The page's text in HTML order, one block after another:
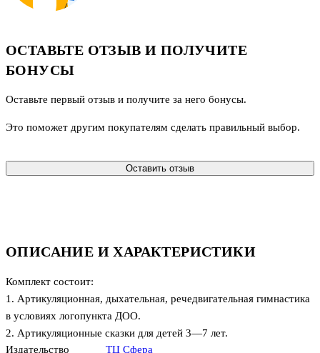
ОПИСАНИЕ И ХАРАКТЕРИСТИКИ
Комплект состоит:
1. Артикуляционная, дыхательная, речедвигательная гимнастика
в условиях логопункта ДОО.
2. Артикуляционные сказки для детей 3—7 лет.
Издательство
ТЦ Сфера
ОСТАВЬТЕ ОТЗЫВ И ПОЛУЧИТЕ
БОНУСЫ
Оставьте первый отзыв и получите за него бонусы.
Это поможет другим покупателям сделать правильный выбор.
Оставить отзыв